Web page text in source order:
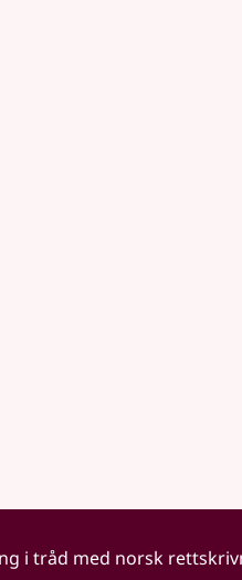
i tråd med norsk